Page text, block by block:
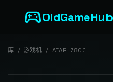
sports_esportsOldGameHub
库 / 游戏机 / ATARI 7800